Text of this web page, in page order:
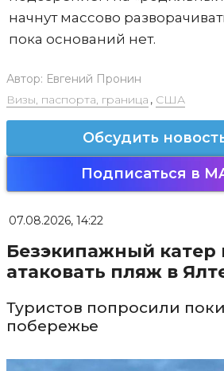
начнут массово
пока оснований нет.
Автор: Евгений Пронин
Визы, паспорта, граница , США
Обсудить
Подписаться в
07.08.2026, 14:22
Безэкипажный катер
атаковать пляж в
Туристов попросили
побережье